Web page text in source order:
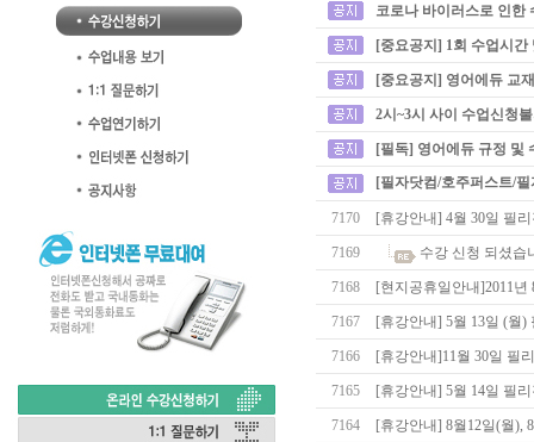
코로나 바이러스로 인한
[중요공지] 1회 수업시
[중요공지] 영어에듀 교
2시~3시 사이 수업신청
[필독] 영어에듀 규정 및
[필자닷컴/호주퍼스트/
7170 [휴강안내] 4월 30일 필
7169 수강 신청 되셨습
7168 [현지공휴일안내]2011
7167 [휴강안내] 5월 13일 (월
7166 [휴강안내]11월 30일 필
7165 [휴강안내] 5월 14일 필
7164 [휴강안내] 8월12일(월),